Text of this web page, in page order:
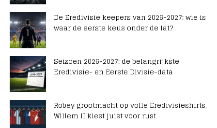
De Eredivisie keepers van 2026-2027: wie is
waar de eerste keus onder de lat?
Seizoen 2026-2027: de belangrijkste
Eredivisie- en Eerste Divisie-data
Robey grootmacht op volle Eredivisieshirts,
Willem II kiest juist voor rust